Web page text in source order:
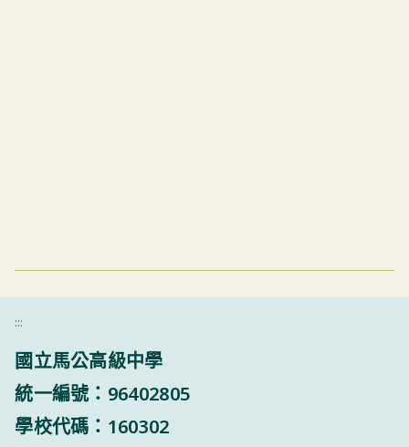
:::
國立馬公高級中學
統一編號：96402805
學校代碼：160302